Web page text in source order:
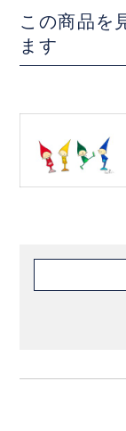
この商品を
ます